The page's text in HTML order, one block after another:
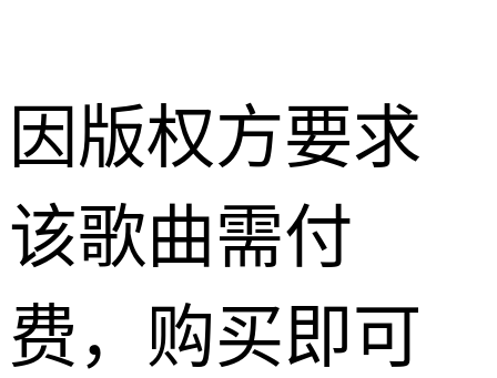
因版权方要求
该歌曲需付
费，购买即可